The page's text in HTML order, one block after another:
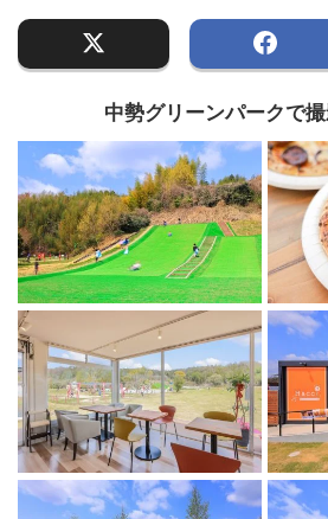
中勢グリーンパークで